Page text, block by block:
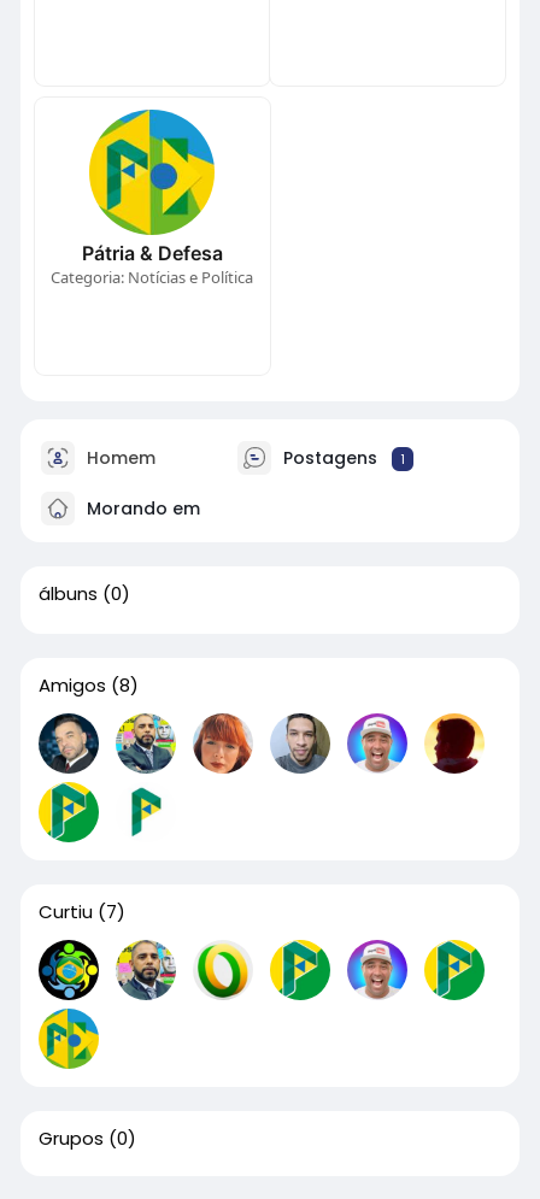
Pátria & Defesa
Categoria: Notícias e Política
Homem Postagens 1
Morando em
álbuns (0)
Amigos (8)
Curtiu (7)
Grupos (0)